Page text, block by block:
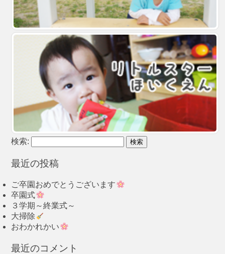
検索:
最近の投稿
ご卒園おめでとうございます
卒園式
３学期～終業式～
大掃除
おわかれかい
最近のコメント